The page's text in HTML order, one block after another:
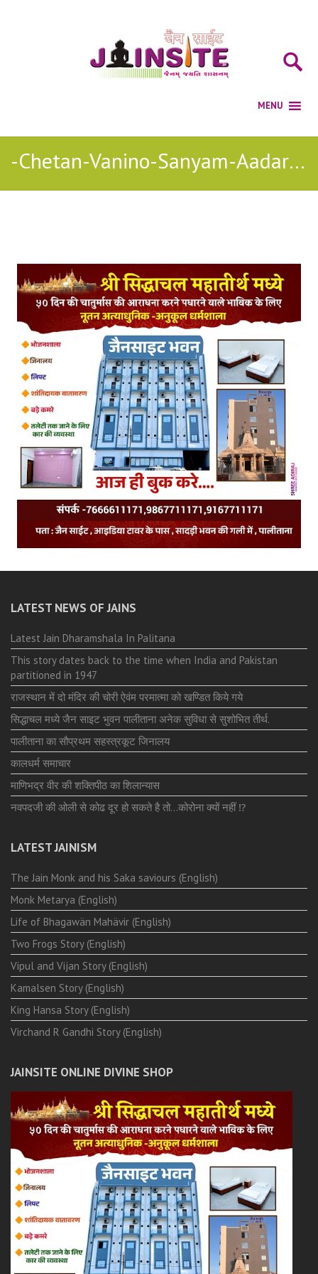
-Chetan-Vanino-Sanyam-Aadaro stavan
LATEST NEWS OF JAINS
Latest Jain Dharamshala In Palitana
This story dates back to the time when India and Pakistan
partitioned in 1947
राजस्थान में दो मंदिर की चोरी ऐवंम परमात्मा को खण्डित किये गये
सिद्धाचल मध्ये जैन साइट भुवन पालीताना अनेक सुविधा से सुशोभित तीर्थ.
पालीताना का सौप्रथम सहस्त्रकूट जिनालय
कालधर्म समाचार
माणिभद्र वीर की शक्तिपीठ का शिलान्यास
नवपदजी की ओली से कोढ दूर हो सकते है तो…कोरोना क्यों नहीं ⁉️
LATEST JAINISM
The Jain Monk and his Saka saviours (English)
Monk Metarya (English)
Life of Bhagawän Mahävir (English)
Two Frogs Story (English)
Vipul and Vijan Story (English)
Kamalsen Story (English)
King Hansa Story (English)
Virchand R Gandhi Story (English)
JAINSITE ONLINE DIVINE SHOP